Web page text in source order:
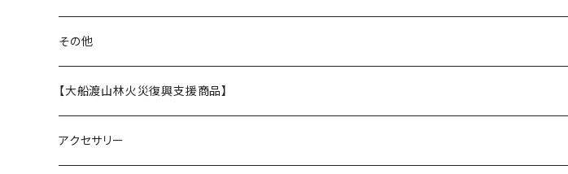
ステンレスボトル
その他
うるし茶
【大船渡山林火災復興支援商品】
アクセサリー